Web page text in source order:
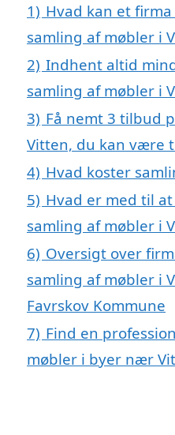
1) Hvad kan et
samling af møbler i
2) Indhent altid
samling af møbler i
3) Få nemt 3 tilbud
Vitten, du kan være
4) Hvad koster
5) Hvad er med til
samling af møbler i
6) Oversigt over
samling af møbler i
Favrskov Kommune
7) Find en
møbler i byer nær